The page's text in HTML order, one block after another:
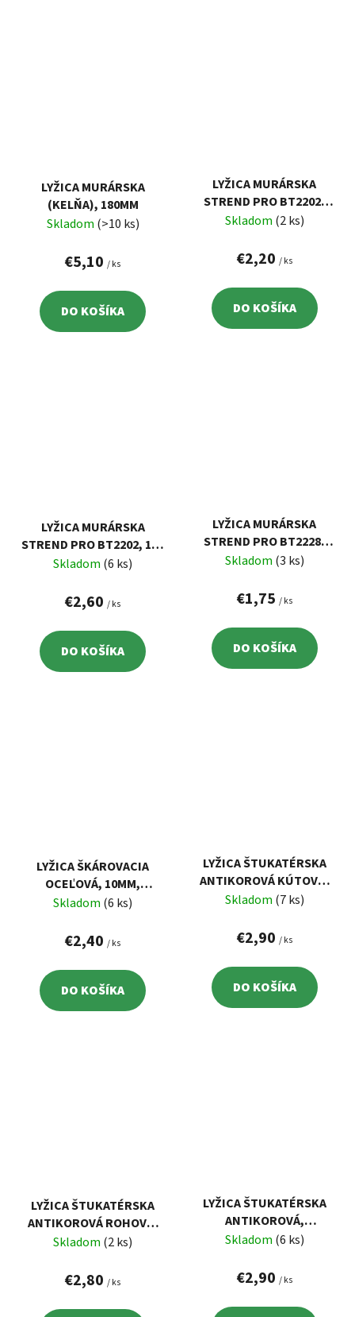
LYŽICA MURÁRSKA
(KELŇA), 180MM
Skladom (>10 ks)
€5,10 / ks
DO KOŠÍKA
LYŽICA MURÁRSKA
STREND PRO BT2202,
140 MM, INOX, NEREZ,
Skladom (2 ks)
€2,20 / ks
DO KOŠÍKA
LYŽICA MURÁRSKA
STREND PRO BT2202, 160
MM, INOX, NEREZ,
Skladom (6 ks)
€2,60 / ks
DO KOŠÍKA
LYŽICA MURÁRSKA
STREND PRO BT2228,
10X185 MM, ŠKÁROVACIA
Skladom (3 ks)
€1,75 / ks
DO KOŠÍKA
LYŽICA ŠKÁROVACIA
OCEĽOVÁ, 10MM,
POGUMOVANÁ RUKOVÄŤ
Skladom (6 ks)
€2,40 / ks
DO KOŠÍKA
LYŽICA ŠTUKATÉRSKA
ANTIKOROVÁ KÚTOVÁ,
60X80MM, HRÚBKA
Skladom (7 ks)
€2,90 / ks
DO KOŠÍKA
LYŽICA ŠTUKATÉRSKA
ANTIKOROVÁ ROHOVÁ,
60X80MM, HRÚBKA
Skladom (2 ks)
€2,80 / ks
LYŽICA ŠTUKATÉRSKA
ANTIKOROVÁ,
100X120MM, HRÚBKA
Skladom (6 ks)
€2,90 / ks